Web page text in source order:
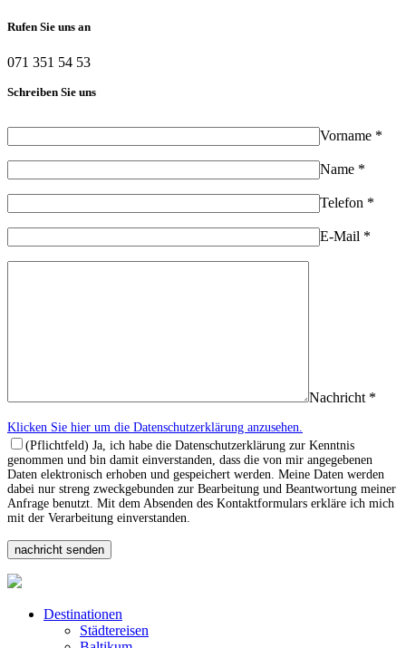
Rufen Sie uns an
071 351 54 53
Schreiben Sie uns
Vorname *
Name *
Telefon *
E-Mail *
Nachricht *
Klicken Sie hier um die Datenschutzerklärung anzusehen.
(Pflichtfeld) Ja, ich habe die Datenschutzerklärung zur Kenntnis
genommen und bin damit einverstanden, dass die von mir angegebenen
Daten elektronisch erhoben und gespeichert werden. Meine Daten werden
dabei nur streng zweckgebunden zur Bearbeitung und Beantwortung meiner
Anfrage benutzt. Mit dem Absenden des Kontaktformulars erkläre ich mich
mit der Verarbeitung einverstanden.
Destinationen
Städtereisen